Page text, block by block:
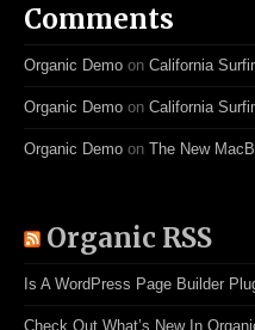
Comments
Organic Demo on California
Organic Demo on California
Organic Demo on The New
Organic RSS
Is A WordPress Page Builder
Check Out What’s New In